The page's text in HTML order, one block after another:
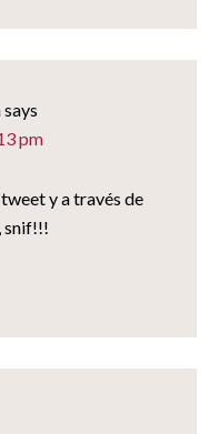
says
pm
y a través de
snif!!!